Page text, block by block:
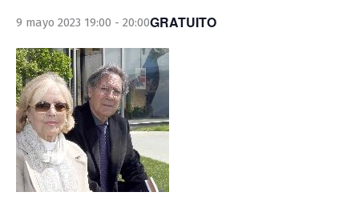
9 mayo 2023 19:00 - 20:00GRATUITO